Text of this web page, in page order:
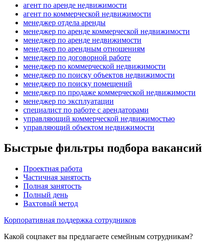
агент по аренде недвижимости
агент по коммерческой недвижимости
менеджер отдела аренды
менеджер по аренде коммерческой недвижимости
менеджер по аренде недвижимости
менеджер по арендным отношениям
менеджер по договорной работе
менеджер по коммерческой недвижимости
менеджер по поиску объектов недвижимости
менеджер по поиску помещений
менеджер по продаже коммерческой недвижимости
менеджер по эксплуатации
специалист по работе с арендаторами
управляющий коммерческой недвижимостью
управляющий объектом недвижимости
Быстрые фильтры подбора вакансий
Проектная работа
Частичная занятость
Полная занятость
Полный день
Вахтовый метод
Корпоративная поддержка сотрудников
Какой соцпакет вы предлагаете семейным сотрудникам?